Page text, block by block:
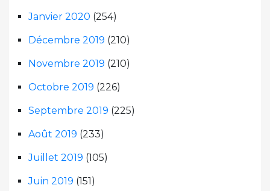
Janvier 2020 (254)
Décembre 2019 (210)
Novembre 2019 (210)
Octobre 2019 (226)
Septembre 2019 (225)
Août 2019 (233)
Juillet 2019 (105)
Juin 2019 (151)